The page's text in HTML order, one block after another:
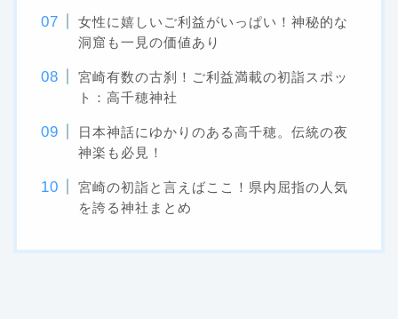
女性に嬉しいご利益がいっぱい！神秘的な
洞窟も一見の価値あり
宮崎有数の古刹！ご利益満載の初詣スポッ
ト：高千穂神社
日本神話にゆかりのある高千穂。伝統の夜
神楽も必見！
宮崎の初詣と言えばここ！県内屈指の人気
を誇る神社まとめ